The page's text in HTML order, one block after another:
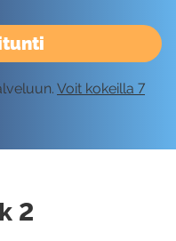
Voit kokeilla 7
2